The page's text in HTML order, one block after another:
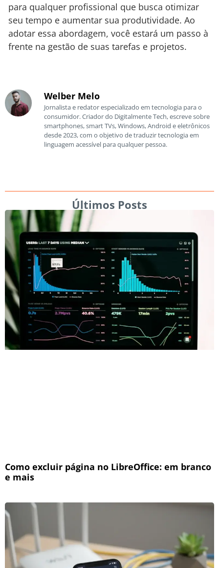
para qualquer profissional que busca otimizar
seu tempo e aumentar sua produtividade. Ao
adotar essa abordagem, você estará um passo à
frente na gestão de suas tarefas e projetos.
Welber Melo
Jornalista e redator especializado em tecnologia para o
consumidor. Criador do Digitalmente Tech, escreve sobre
smartphones, smart TVs, Windows, Android e eletrônicos
desde 2023, com o objetivo de traduzir tecnologia em
linguagem acessível para qualquer pessoa.
Últimos Posts
Como excluir página no LibreOffice: em branco
e mais